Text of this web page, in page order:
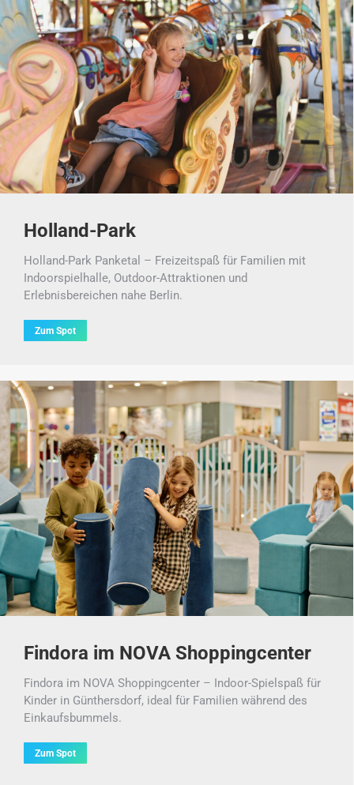
Holland-Park
Holland-Park Panketal – Freizeitspaß für Familien mit
Indoorspielhalle, Outdoor-Attraktionen und
Erlebnisbereichen nahe Berlin.
Zum Spot
Findora im NOVA Shoppingcenter
Findora im NOVA Shoppingcenter – Indoor-Spielspaß für
Kinder in Günthersdorf, ideal für Familien während des
Einkaufsbummels.
Zum Spot